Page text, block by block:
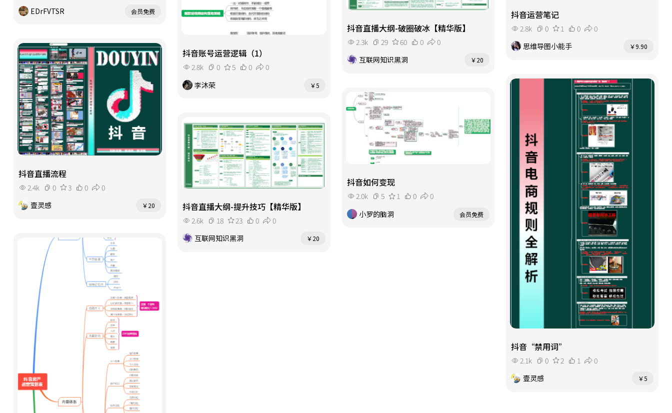
EDrFVTSR
会员免费
抖音账号运营逻辑（1）
2.8k 0 5 0
0
李沐荣
￥5
抖音运营笔记
2.8k 0 1 0
0
思维导图小能手
￥9.90
抖音直播大纲-破圈破冰【精华版】
2.3k 29 60 0
0
互联网知识黑洞
￥20
抖音直播流程
2.4k 0 3 0
0
壹灵感
￥20
抖音“禁用词”
2.1k 0 2 1
0
壹灵感
￥5
抖音如何变现
2.0k 5 1 0
0
小罗的脑洞
会员免费
抖音直播大纲-提升技巧【精华版】
2.6k 18 23 0
0
互联网知识黑洞
￥20